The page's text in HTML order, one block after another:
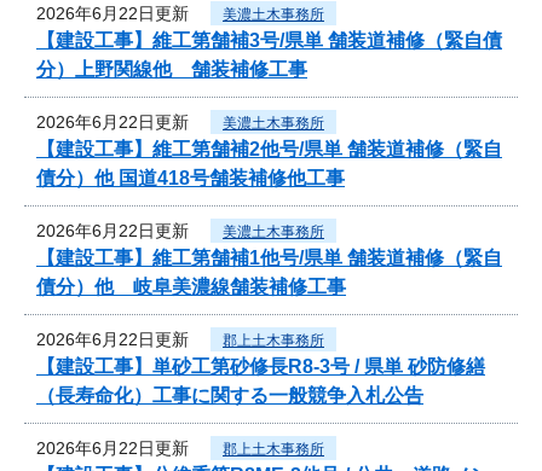
2026年6月22日更新 美濃土木事務所
【建設工事】維工第舗補3号/県単 舗装道補修（緊自債
分）上野関線他 舗装補修工事
2026年6月22日更新 美濃土木事務所
【建設工事】維工第舗補2他号/県単 舗装道補修（緊自
債分）他 国道418号舗装補修他工事
2026年6月22日更新 美濃土木事務所
【建設工事】維工第舗補1他号/県単 舗装道補修（緊自
債分）他 岐阜美濃線舗装補修工事
2026年6月22日更新 郡上土木事務所
【建設工事】単砂工第砂修長R8-3号 / 県単 砂防修繕
（長寿命化）工事に関する一般競争入札公告
2026年6月22日更新 郡上土木事務所